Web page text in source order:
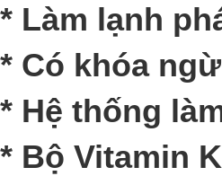
* Làm lạnh
* Có khóa
* Hệ thống
* Bộ Vitamin